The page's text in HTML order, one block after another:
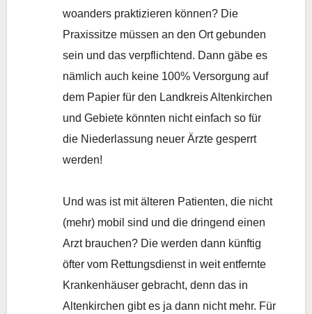
woanders praktizieren können? Die
Praxissitze müssen an den Ort gebunden
sein und das verpflichtend. Dann gäbe es
nämlich auch keine 100% Versorgung auf
dem Papier für den Landkreis Altenkirchen
und Gebiete könnten nicht einfach so für
die Niederlassung neuer Ärzte gesperrt
werden!
Und was ist mit älteren Patienten, die nicht
(mehr) mobil sind und die dringend einen
Arzt brauchen? Die werden dann künftig
öfter vom Rettungsdienst in weit entfernte
Krankenhäuser gebracht, denn das in
Altenkirchen gibt es ja dann nicht mehr. Für